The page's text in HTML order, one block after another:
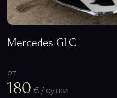
Mercedes GLC
от
180 € / сутки